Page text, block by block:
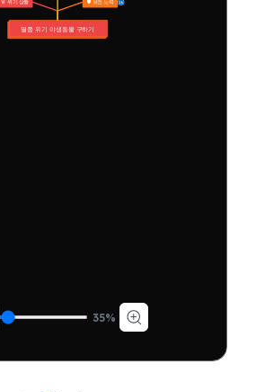
🚨 위기 상황 🛡️ 보전 노력 16
멸종 위기 야생동물 구하기
35%